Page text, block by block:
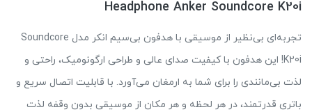
Headphone Anker Soundcore K20i
تجربه‌ای بی‌نظیر از موسیقی با هدفون بی‌سیم انکر مدل Soundcore
K20i! این هدفون با کیفیت صدای عالی و طراحی ارگونومیک، راحتی و
لذت بی‌مانندی را برای شما به ارمغان می‌آورد. با قابلیت اتصال سریع و
باتری قدرتمند، در هر لحظه و هر مکان از موسیقی بدون وقفه لذت